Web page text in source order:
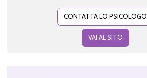
CONTATTA LO PSICOLOGO
VAI AL SITO